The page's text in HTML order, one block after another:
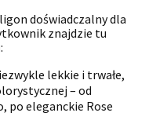
doświadczalny dla
znajdzie tu
lekkie i trwałe,
– od
po eleganckie Rose